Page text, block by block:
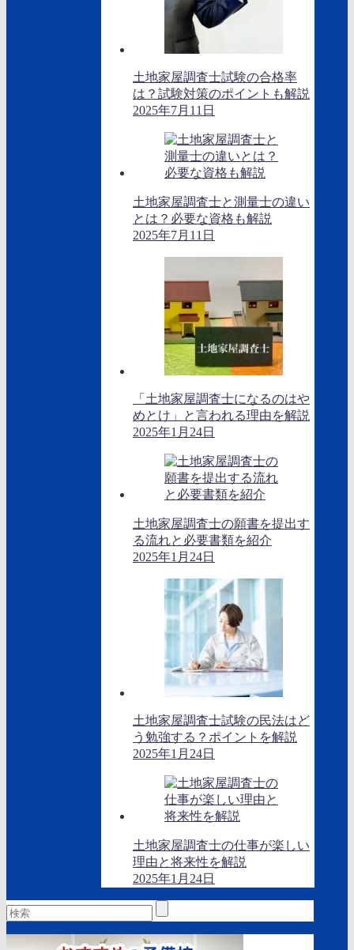
土地家屋調査士試験の合格率
は？試験対策のポイントも解説
2025年7月11日
土地家屋調査士と測量士の違い
とは？必要な資格も解説
2025年7月11日
「土地家屋調査士になるのはや
めとけ」と言われる理由を解説
2025年1月24日
土地家屋調査士の願書を提出す
る流れと必要書類を紹介
2025年1月24日
土地家屋調査士試験の民法はど
う勉強する？ポイントを解説
2025年1月24日
土地家屋調査士の仕事が楽しい
理由と将来性を解説
2025年1月24日